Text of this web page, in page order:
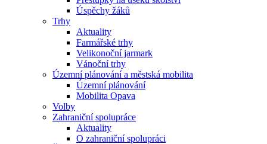
Úspěchy žáků
Trhy
Aktuality
Farmářské trhy
Velikonoční jarmark
Vánoční trhy
Územní plánování a městská mobilita
Územní plánování
Mobilita Opava
Volby
Zahraniční spolupráce
Aktuality
O zahraniční spolupráci